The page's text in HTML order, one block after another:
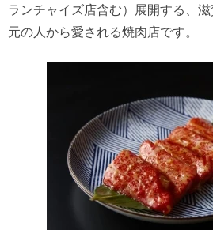
ランチャイズ店含む）展開する、
元の人から愛される焼肉店です。